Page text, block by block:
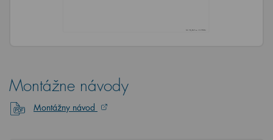
Montážne návody
Montážny návod